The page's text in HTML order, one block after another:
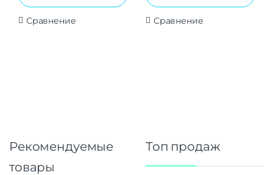
Сравнение Сравнение
Рекомендуемые
товары
Топ продаж